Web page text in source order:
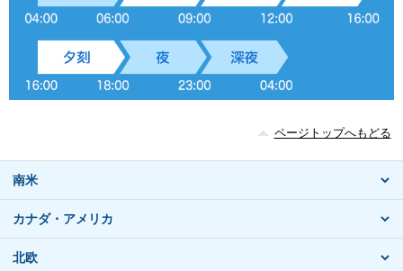
ページトップへもどる
南米
カナダ・アメリカ
北欧